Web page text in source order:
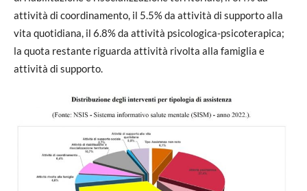
attività di coordinamento, il 5.5% da attività di supporto alla
vita quotidiana, il 6.8% da attività psicologica-psicoterapica;
la quota restante riguarda attività rivolta alla famiglia e
attività di supporto.